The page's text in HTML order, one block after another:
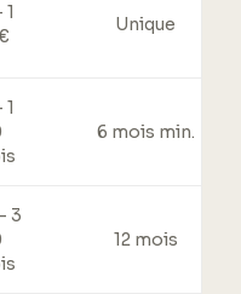
Unique
6 mois min.
3
12 mois